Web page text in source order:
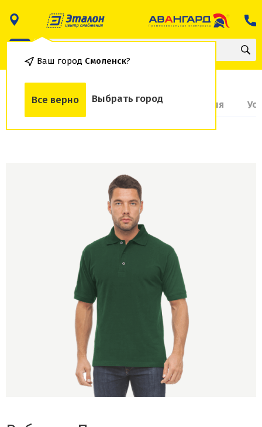
Ваш город Смоленск?
Все верно Выбрать город
О товаре Доставка и оплата Гарантия